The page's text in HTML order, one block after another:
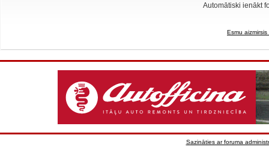
Automātiski ienākt
Esmu
Sazināties ar foruma